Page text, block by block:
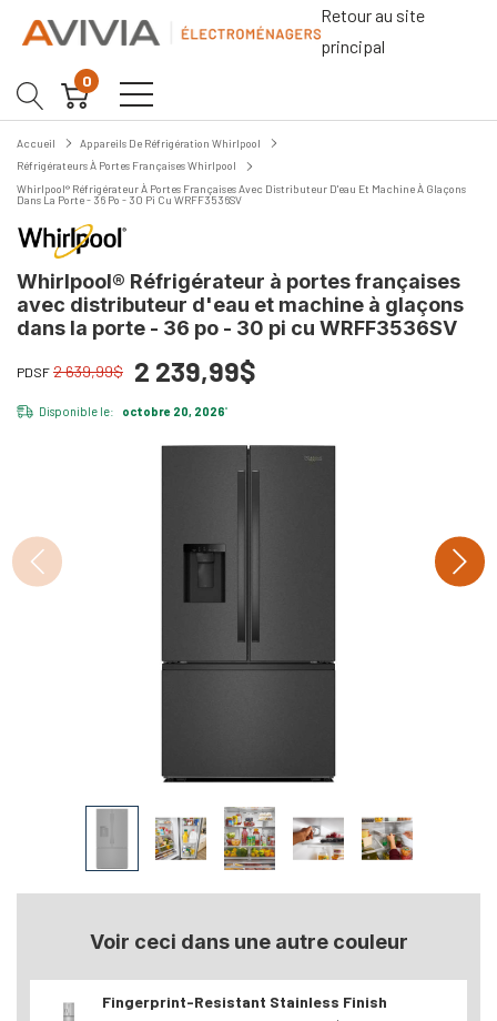
Retour au site
principal
0
Accueil
Appareils De Réfrigération Whirlpool
Réfrigérateurs À Portes Françaises Whirlpool
Whirlpool® Réfrigérateur À Portes Françaises Avec Distributeur D'eau Et Machine À Glaçons
Dans La Porte - 36 Po - 30 Pi Cu WRFF3536SV
Whirlpool® Réfrigérateur à portes françaises
avec distributeur d'eau et machine à glaçons
dans la porte - 36 po - 30 pi cu WRFF3536SV
PDSF 2 639,99$ 2 239,99$
Disponible le: octobre 20, 2026*
Voir ceci dans une autre couleur
Fingerprint-Resistant Stainless Finish